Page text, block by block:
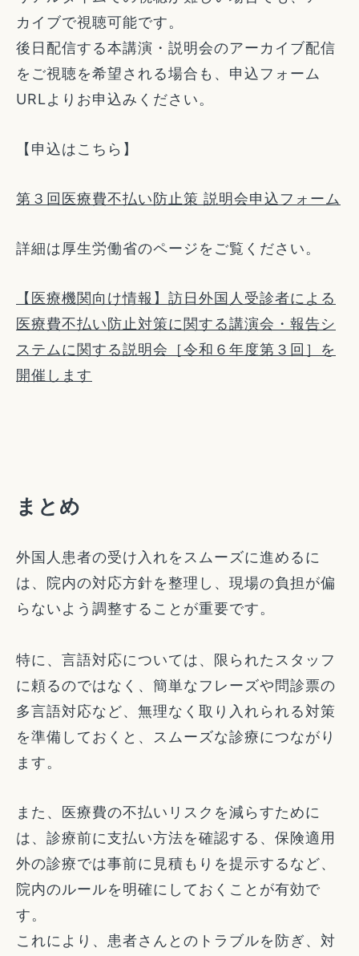
カイブで視聴可能です。
後日配信する本講演・説明会のアーカイブ配信
をご視聴を希望される場合も、申込フォーム
URLよりお申込みください。
【申込はこちら】
第３回医療費不払い防止策 説明会申込フォーム
詳細は厚生労働省のページをご覧ください。
【医療機関向け情報】訪日外国人受診者による
医療費不払い防止対策に関する講演会・報告シ
ステムに関する説明会［令和６年度第３回］を
開催します
まとめ
外国人患者の受け入れをスムーズに進めるに
は、院内の対応方針を整理し、現場の負担が偏
らないよう調整することが重要です。
特に、言語対応については、限られたスタッフ
に頼るのではなく、簡単なフレーズや問診票の
多言語対応など、無理なく取り入れられる対策
を準備しておくと、スムーズな診療につながり
ます。
また、医療費の不払いリスクを減らすために
は、診療前に支払い方法を確認する、保険適用
外の診療では事前に見積もりを提示するなど、
院内のルールを明確にしておくことが有効で
す。
これにより、患者さんとのトラブルを防ぎ、対